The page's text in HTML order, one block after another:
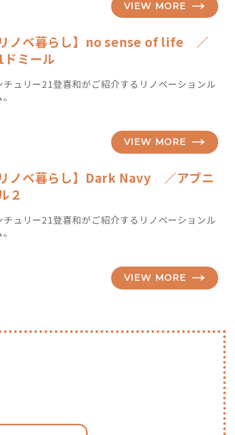
VIEW MORE
リノベ暮らし】no sense of life ／
ドミール
チュリー21登喜和がご紹介するリノベーションル
VIEW MORE
リノベ暮らし】Dark Navy ／アブニ
２
チュリー21登喜和がご紹介するリノベーションル
VIEW MORE